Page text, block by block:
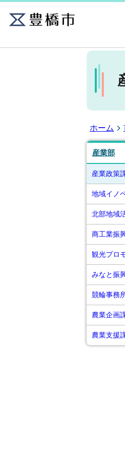
ホーム
産業部
産業政策
地域イノ
北部地域
商工業振
観光プロ
みなと振
競輪事務
農業企画
農業支援